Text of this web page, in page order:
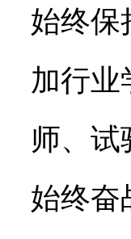
始终保
加行业
师、试
始终奋